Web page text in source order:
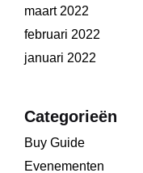
maart 2022
februari 2022
januari 2022
Categorieën
Buy Guide
Evenementen